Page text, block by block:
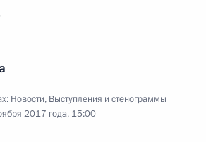
Новости, Выступления и стенограммы
2017 года, 15:00